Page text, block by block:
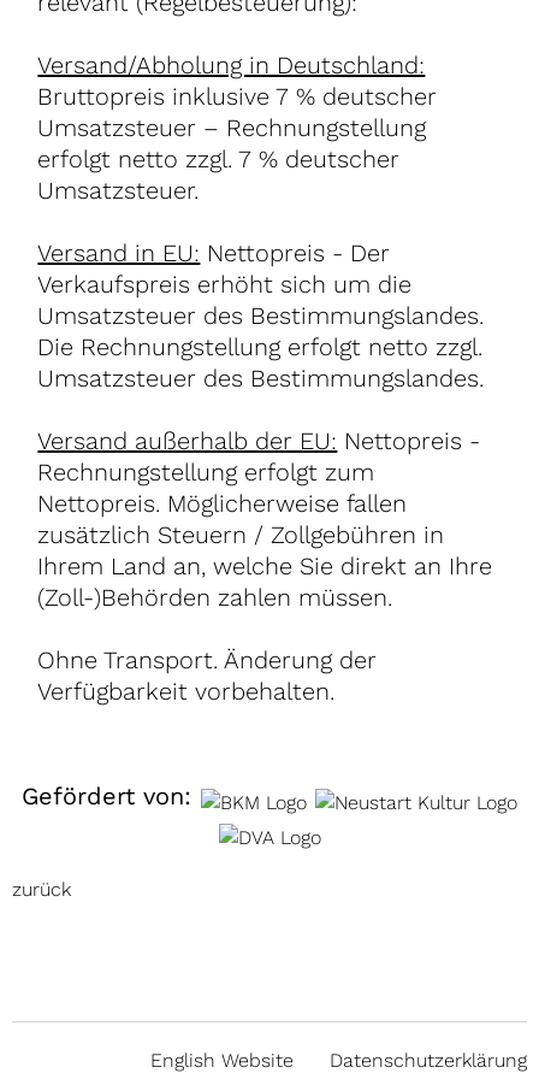
Versand/Abholung in Deutschland:
Bruttopreis inklusive 7 % deutscher
Umsatzsteuer – Rechnungstellung
erfolgt netto zzgl. 7 % deutscher
Umsatzsteuer.
Versand in EU: Nettopreis - Der
Verkaufspreis erhöht sich um die
Umsatzsteuer des Bestimmungslandes.
Die Rechnungstellung erfolgt netto zzgl.
Umsatzsteuer des Bestimmungslandes.
Versand außerhalb der EU: Nettopreis -
Rechnungstellung erfolgt zum
Nettopreis. Möglicherweise fallen
zusätzlich Steuern / Zollgebühren in
Ihrem Land an, welche Sie direkt an Ihre
(Zoll-)Behörden zahlen müssen.
Ohne Transport. Änderung der
Verfügbarkeit vorbehalten.
Gefördert von:
zurück
English Website Datenschutzerklärung